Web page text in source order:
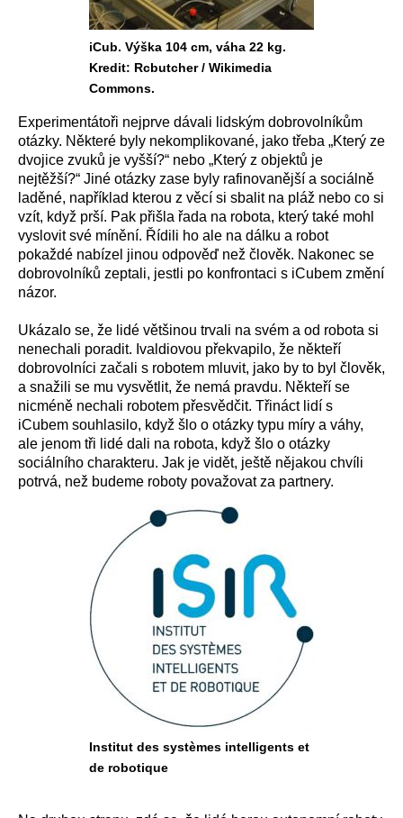
iCub. Výška 104 cm, váha 22 kg.
Kredit: Rcbutcher / Wikimedia
Commons.
Experimentátoři nejprve dávali lidským dobrovolníkům
otázky. Některé byly nekomplikované, jako třeba „Který ze
dvojice zvuků je vyšší?“ nebo „Který z objektů je
nejtěžší?“ Jiné otázky zase byly rafinovanější a sociálně
laděné, například kterou z věcí si sbalit na pláž nebo co si
vzít, když prší. Pak přišla řada na robota, který také mohl
vyslovit své mínění. Řídili ho ale na dálku a robot
pokaždé nabízel jinou odpověď než člověk. Nakonec se
dobrovolníků zeptali, jestli po konfrontaci s iCubem změní
názor.
Ukázalo se, že lidé většinou trvali na svém a od robota si
nenechali poradit. Ivaldiovou překvapilo, že někteří
dobrovolníci začali s robotem mluvit, jako by to byl člověk,
a snažili se mu vysvětlit, že nemá pravdu. Někteří se
nicméně nechali robotem přesvědčit. Třináct lidí s
iCubem souhlasilo, když šlo o otázky typu míry a váhy,
ale jenom tři lidé dali na robota, když šlo o otázky
sociálního charakteru. Jak je vidět, ještě nějakou chvíli
potrvá, než budeme roboty považovat za partnery.
Institut des systèmes intelligents et
de robotique